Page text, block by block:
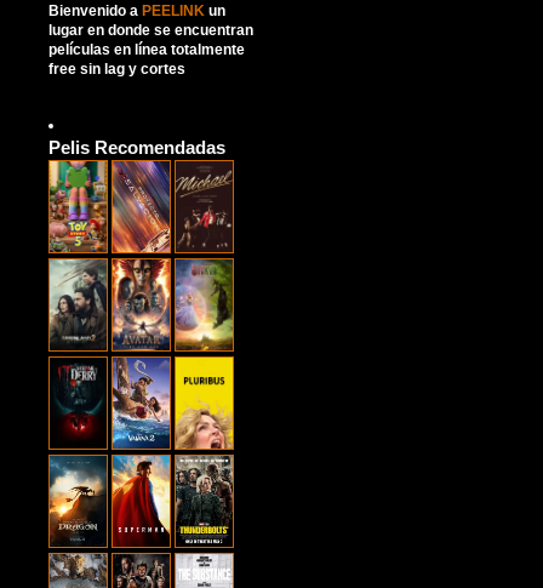
Bienvenido a PEELINK un
lugar en donde se encuentran
películas en línea totalmente
free sin lag y cortes
Pelis Recomendadas